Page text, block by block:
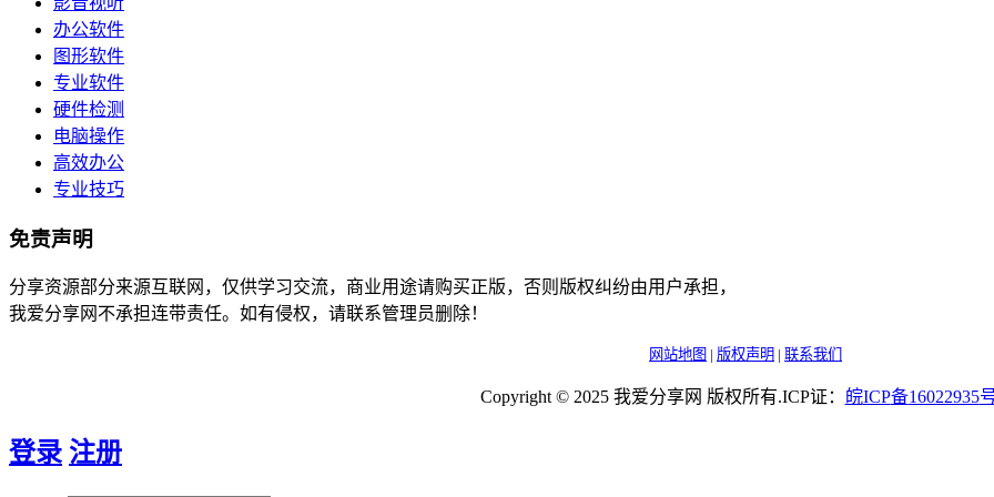
办公软件
图形软件
专业软件
硬件检测
电脑操作
高效办公
专业技巧
免责声明
分享资源部分来源互联网，仅供学习交流，商业用途请购买正版，否则版权纠纷由用户承担，
我爱分享网不承担连带责任。如有侵权，请联系管理员删除！
网站地图 | 版权声明 | 联系我们
Copyright © 2025 我爱分享网 版权所有.ICP证： 皖ICP备16022935
登录 注册